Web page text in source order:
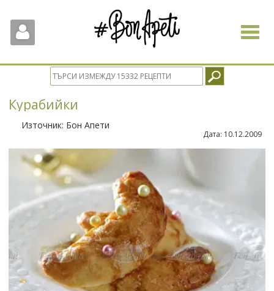
Toggle
Курабийки
Източник: Бон Апети
Дата: 10.12.2009